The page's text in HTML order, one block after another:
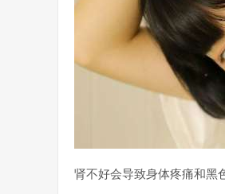
肾不好会导致身体疼痛和黑